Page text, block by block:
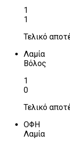
1
1
Τελικό
Λαμία
Βόλος
1
0
Τελικό
ΟΦΗ
Λαμία